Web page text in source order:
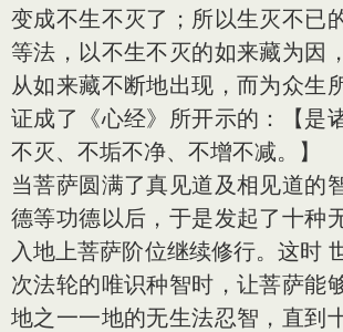
变成不生不灭了；所以生灭不已
等法，以不生不灭的如来藏为因
从如来藏不断地出现，而为众生
证成了《心经》所开示的：【是
不灭、不垢不净、不增不减。】
当菩萨圆满了真见道及相见道的
德等功德以后，于是发起了十种
入地上菩萨阶位继续修行。这时
次法轮的唯识种智时，让菩萨能
地之一一地的无生法忍智，直到